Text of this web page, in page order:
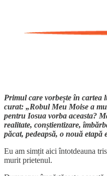
Primul care vorbește în cartea
curat: „Robul Meu Moise a
pentru Iosua vorba aceasta?
realitate, conștientizare,
păcat, pedeapsă, o nouă etapă
Eu am simțit aici întotdeauna
murit prietenul.